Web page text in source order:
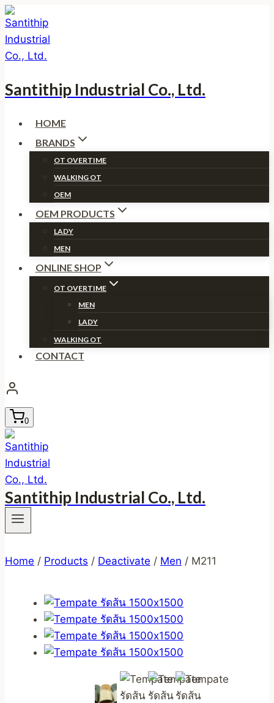
Skip
to
content
Santithip Industrial Co., Ltd.
HOME
BRANDS
OT OVERTIME
WALKING OT
OEM
OEM PRODUCTS
LADY
MEN
ONLINE SHOP
OT OVERTIME
MEN
LADY
WALKING OT
CONTACT
0
Santithip Industrial Co., Ltd.
Home / Products / Deactivate / Men / M211